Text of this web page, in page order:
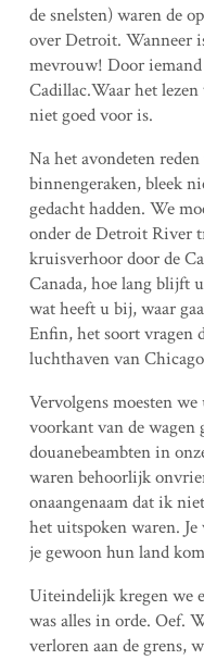
de snelsten) waren de
over Detroit. Wanneer
mevrouw! Door
Cadillac.Waar het
niet goed voor is.
Na het avondeten
binnengeraken, bleek
gedacht hadden. We
onder de Detroit River
kruisverhoor door de
Canada, hoe lang blijft
wat heeft u bij, waar
Enfin, het soort vragen
luchthaven van
Vervolgens moesten
voorkant van de wagen
douanebeambten in
waren behoorlijk
onaangenaam dat ik
het uitspoken waren.
je gewoon hun land
Uiteindelijk kregen we
was alles in orde. Oef.
verloren aan de grens,